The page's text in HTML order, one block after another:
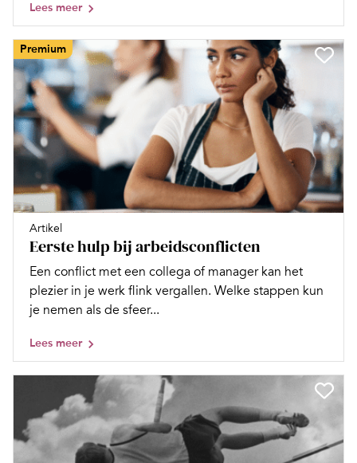
Lees meer
Premium
Artikel
Eerste hulp bij arbeidsconflicten
Een conflict met een collega of manager kan het
plezier in je werk flink vergallen. Welke stappen kun
je nemen als de sfeer...
Lees meer